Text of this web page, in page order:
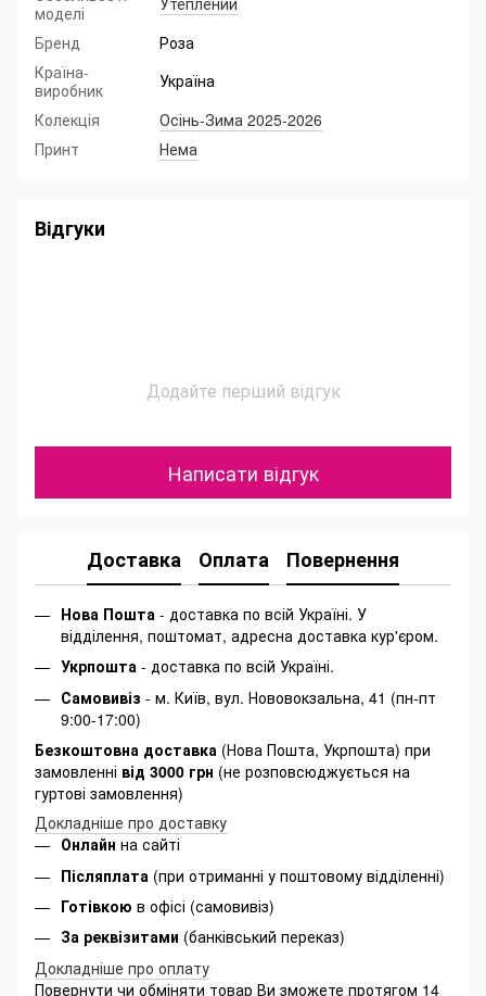
моделі
Бренд
Роза
Країна-
виробник
Україна
Колекція
Осінь-Зима 2025-2026
Принт
Нема
Відгуки
Додайте перший відгук
Написати відгук
Доставка Оплата Повернення
Нова Пошта - доставка по всій Україні. У
відділення, поштомат, адресна доставка кур'єром.
Укрпошта - доставка по всій Україні.
Самовивіз - м. Київ, вул. Нововокзальна, 41 (пн-пт
9:00-17:00)
Безкоштовна доставка (Нова Пошта, Укрпошта) при
замовленні від 3000 грн (не розповсюджується на
гуртові замовлення)
Докладніше про доставку
Онлайн на сайті
Післяплата (при отриманні у поштовому відділенні)
Готівкою в офісі (самовивіз)
За реквізитами (банківський переказ)
Докладніше про оплату
Повернути чи обміняти товар Ви зможете протягом 14